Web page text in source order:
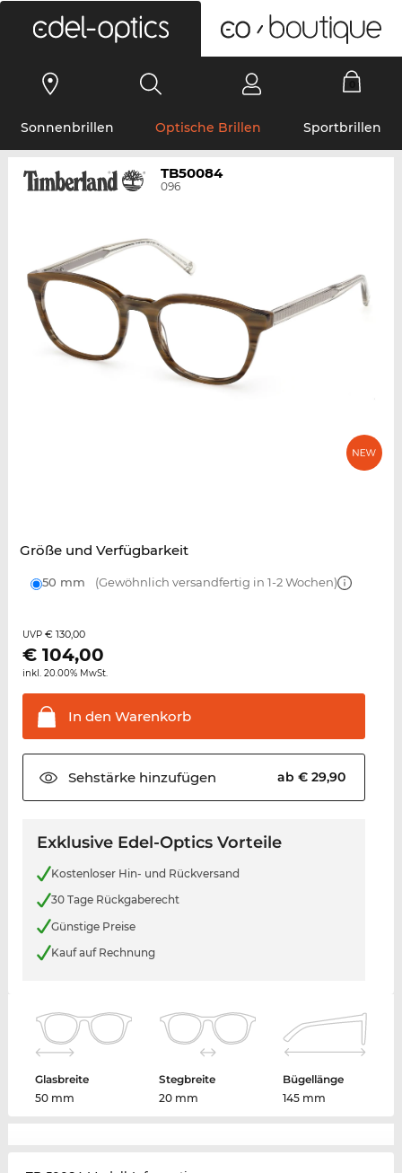
Sonnenbrillen Optische Brillen Sportbrillen
TB50084
096
Größe und Verfügbarkeit
50 mm (Gewöhnlich versandfertig in 1-2 Wochen)
UVP € 130,00
€ 104,00
inkl. 20.00% MwSt.
In den Warenkorb
Sehstärkehinzufügen ab € 29,90
Exklusive Edel-Optics Vorteile
Kostenloser Hin- und Rückversand
30 Tage Rückgaberecht
Günstige Preise
Kauf auf Rechnung
Glasbreite
50 mm
Stegbreite
20 mm
Bügellänge
145 mm